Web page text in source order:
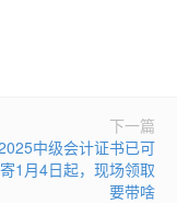
下一篇
中级会计证书已可
1月4日起，现场领取
要带啥